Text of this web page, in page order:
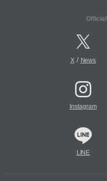
X/ News
Instagram
LINE